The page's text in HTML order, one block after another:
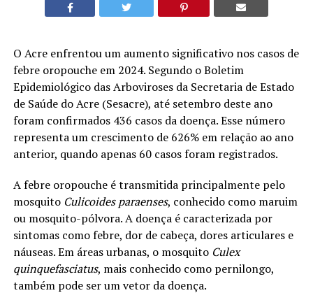
O Acre enfrentou um aumento significativo nos casos de
febre oropouche em 2024. Segundo o Boletim
Epidemiológico das Arboviroses da Secretaria de Estado
de Saúde do Acre (Sesacre), até setembro deste ano
foram confirmados 436 casos da doença. Esse número
representa um crescimento de 626% em relação ao ano
anterior, quando apenas 60 casos foram registrados.
A febre oropouche é transmitida principalmente pelo
mosquito Culicoides paraenses, conhecido como maruim
ou mosquito-pólvora. A doença é caracterizada por
sintomas como febre, dor de cabeça, dores articulares e
náuseas. Em áreas urbanas, o mosquito Culex
quinquefasciatus, mais conhecido como pernilongo,
também pode ser um vetor da doença.